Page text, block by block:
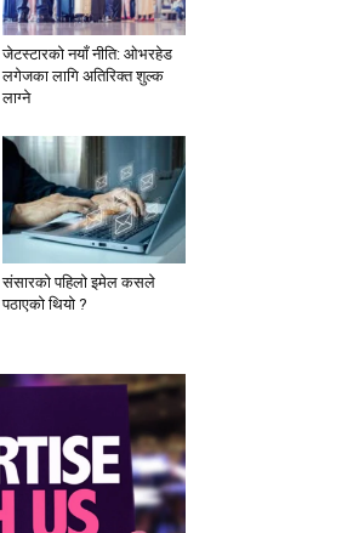
जेटस्टारको नयाँ नीति: ओभरहेड
लगेजका लागि अतिरिक्त शुल्क
लाग्ने
संसारको पहिलो इमेल कसले
पठाएको थियो ?